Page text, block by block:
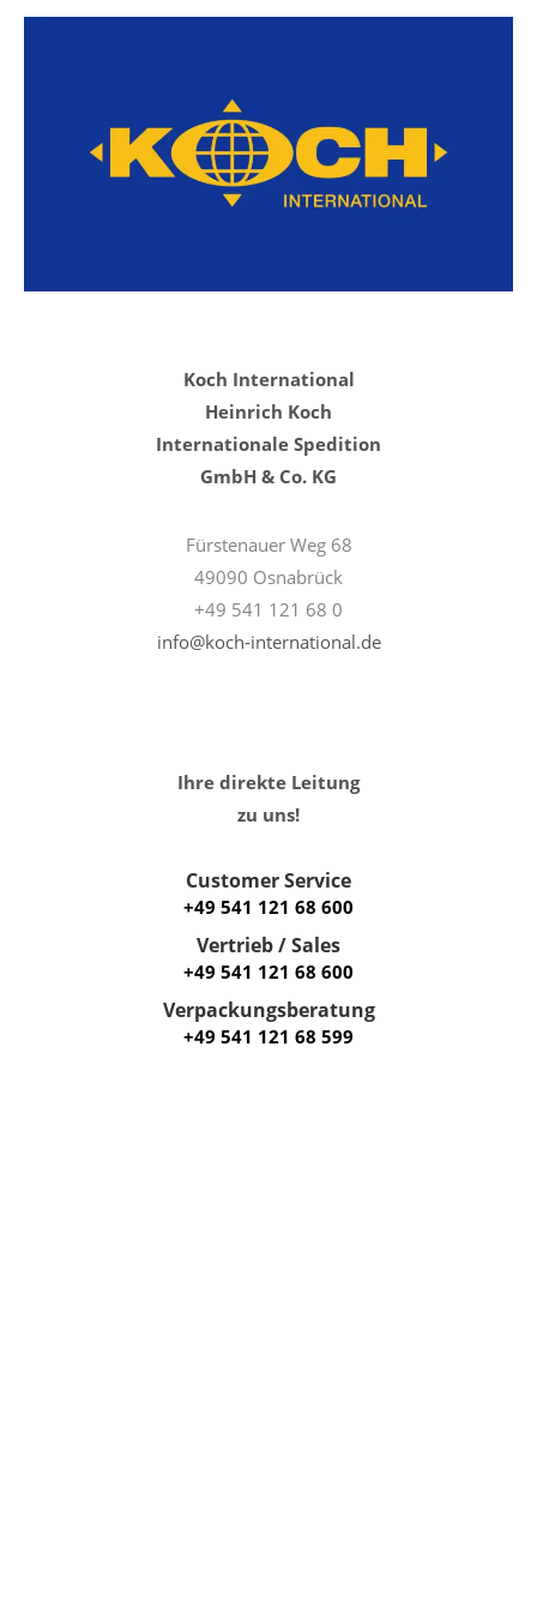
Koch International
Heinrich Koch
Internationale Spedition
GmbH & Co. KG
Fürstenauer Weg 68
49090 Osnabrück
+49 541 121 68 0
info@koch-international.de
Ihre direkte Leitung
zu uns!
Customer Service
+49 541 121 68 600
Vertrieb / Sales
+49 541 121 68 600
Verpackungsberatung
+49 541 121 68 599